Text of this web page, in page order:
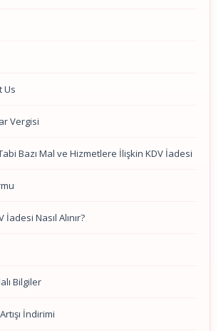
Us
Vergisi
Bazı Mal ve Hizmetlere İlişkin KDV İadesi
Nasıl Alınır?
Bilgiler
İndirimi